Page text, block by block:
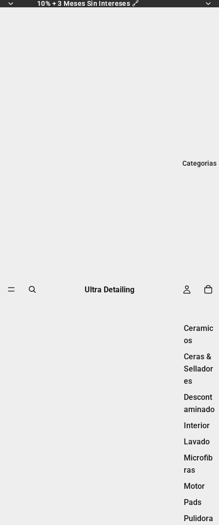
10% + 3 Meses Sin Intereses 🔗
10% + 3 Meses Sin Intereses 🔗
Categorias
Ceramic
os
Ceras &
Sellador
es
Descont
aminado
Interior
Lavado
Microfib
ras
Motor
Pads
Pulidora
Ultra Detailing